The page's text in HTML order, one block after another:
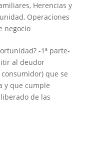
, Herencias y
, Operaciones
negocio
-1ª parte-
al deudor
que se
y que cumple
de las